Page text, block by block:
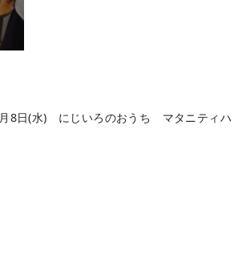
8日(水) にじいろのおうち マタニティハ